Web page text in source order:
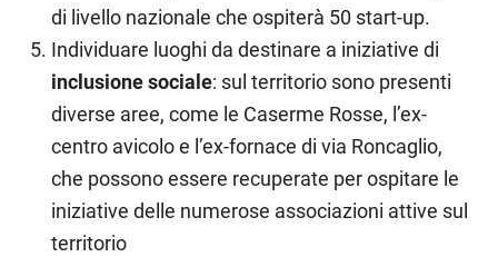
di livello nazionale che ospiterà 50 start-up.
Individuare luoghi da destinare a iniziative di
inclusione sociale: sul territorio sono presenti
diverse aree, come le Caserme Rosse, l’ex-
centro avicolo e l’ex-fornace di via Roncaglio,
che possono essere recuperate per ospitare le
iniziative delle numerose associazioni attive sul
territorio